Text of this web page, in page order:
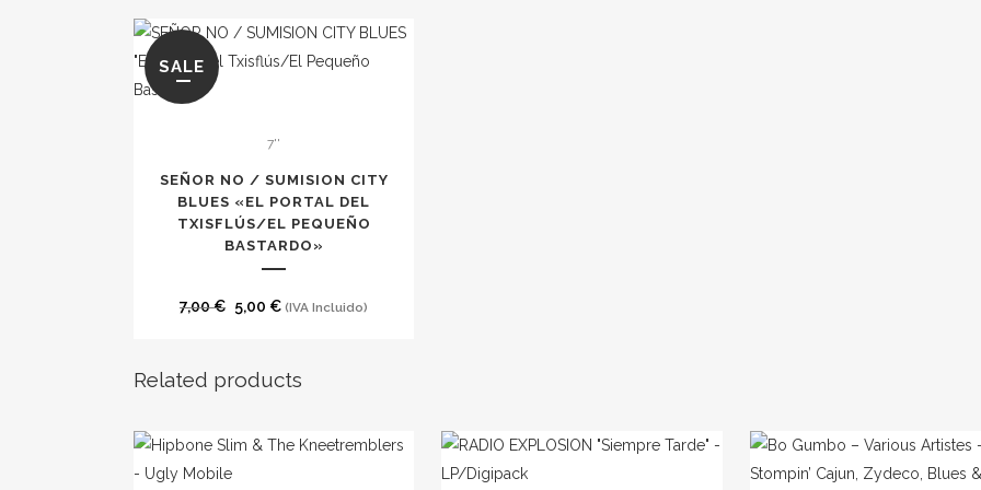
SALE
7''
SEÑOR NO / SUMISION CITY
BLUES «EL PORTAL DEL
TXISFLÚS/EL PEQUEÑO
BASTARDO»
7,00€ El
era:
5,00 €El
es:
(IVA Incluido)
Related products